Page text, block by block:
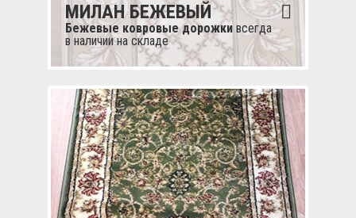
МИЛАН БЕЖЕВЫЙ
Бежевые ковровые дорожки всегда
в наличии на складе